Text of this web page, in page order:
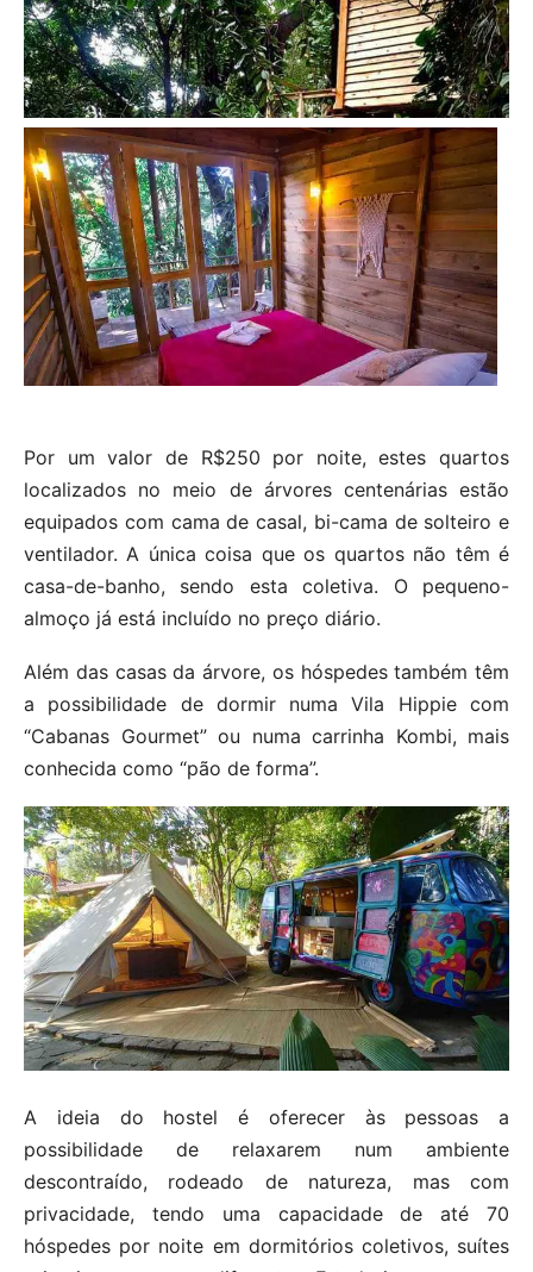
Por um valor de R$250 por noite, estes quartos
localizados no meio de árvores centenárias estão
equipados com cama de casal, bi-cama de solteiro e
ventilador. A única coisa que os quartos não têm é
casa-de-banho, sendo esta coletiva. O pequeno-
almoço já está incluído no preço diário.
Além das casas da árvore, os hóspedes também têm
a possibilidade de dormir numa Vila Hippie com
“Cabanas Gourmet” ou numa carrinha Kombi, mais
conhecida como “pão de forma”.
A ideia do hostel é oferecer às pessoas a
possibilidade de relaxarem num ambiente
descontraído, rodeado de natureza, mas com
privacidade, tendo uma capacidade de até 70
hóspedes por noite em dormitórios coletivos, suítes